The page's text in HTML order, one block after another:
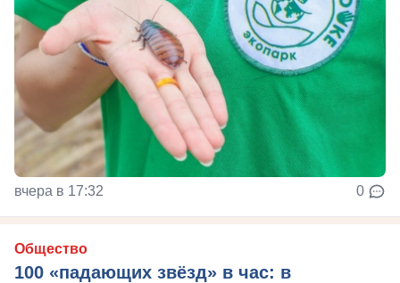
вчера в 17:32 0
Общество
100 «падающих звёзд» в час: в